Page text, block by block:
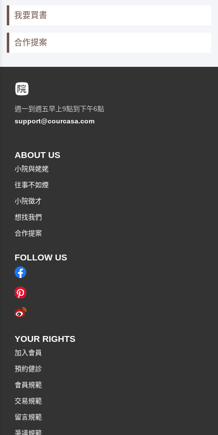
我要買書
合作提案
週一到週五早上9點到下午6點
support@courcasa.com
ABOUT US
小院與姥姥
往事不如煙
小院徵才
想找我們
合作提案
FOLLOW US
YOUR RIGHTS
加入會員
預約健診
會員規範
交易規範
留言規範
爭議規範